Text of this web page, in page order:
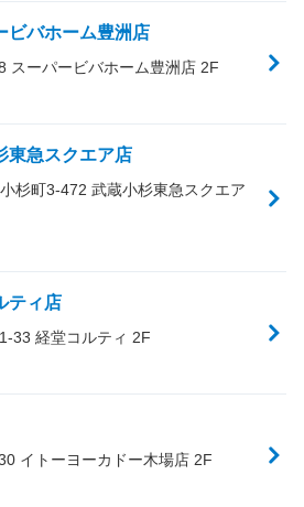
ビバホーム豊洲店
スーパービバホーム豊洲店 2F
東急スクエア店
杉町3-472 武蔵小杉東急スクエア
ティ店
33 経堂コルティ 2F
イトーヨーカドー木場店 2F